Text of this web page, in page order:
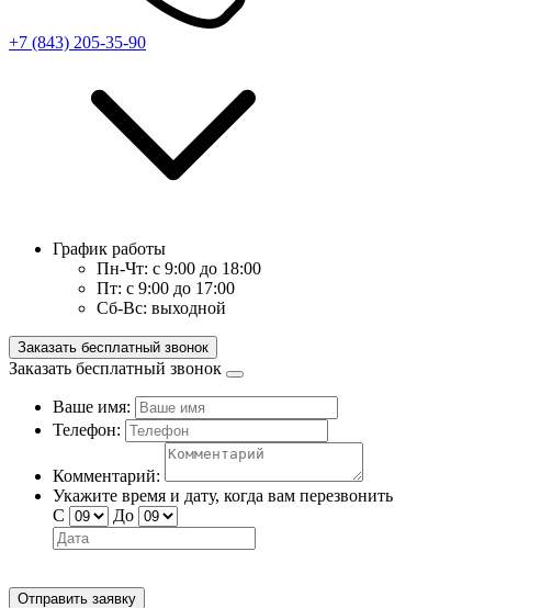
+7 (843) 205-35-90
График работы
Пн-Чт: с 9:00 до 18:00
Пт: с 9:00 до 17:00
Сб-Вс: выходной
Заказать бесплатный звонок
Заказать бесплатный звонок
Ваше имя:
Телефон:
Комментарий:
Укажите время и дату, когда вам перезвонить
С
До
Отправить заявку